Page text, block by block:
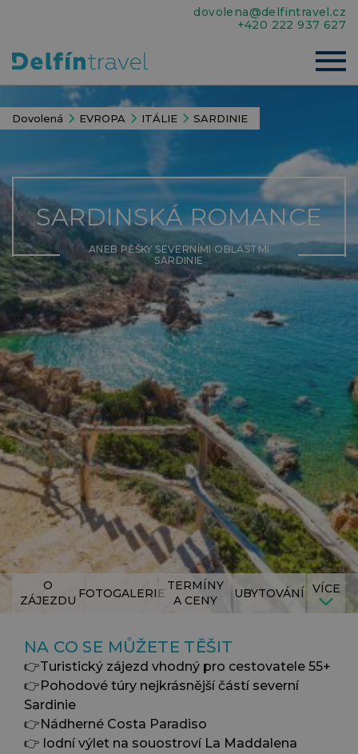
dovolena@delfintravel.cz
+420 222 937 627
Dovolená EVROPA ITÁLIE SARDINIE
SARDINSKÁ ROMANCE
ANEB PĚŠKY SEVERNÍMI OBLASTMI
SARDINIE
O
ZÁJEZDU
FOTOGALERIE
TERMÍNY
A CENY
UBYTOVÁNÍ VÍCE
NA CO SE MŮŽETE TĚŠIT
👉Turistický zájezd vhodný pro cestovatele 55+
👉Pohodové túry nejkrásnější částí severní
Sardinie
👉Nádherné Costa Paradiso
👉 lodní výlet na souostroví La Maddalena